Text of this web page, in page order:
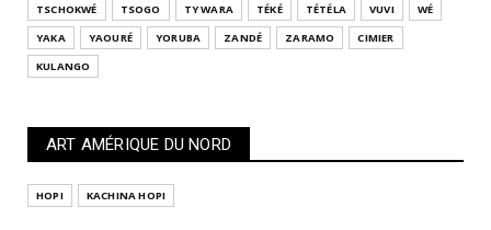
TSCHOKWÉ
TSOGO TY WARA TÉKÉ TÉTÉLA VUVI
WÉ
YAKA
YAOURÉ YORUBA ZANDÉ ZARAMO
CIMIER
KULANGO
ART AMÉRIQUE DU NORD
HOPI KACHINA HOPI